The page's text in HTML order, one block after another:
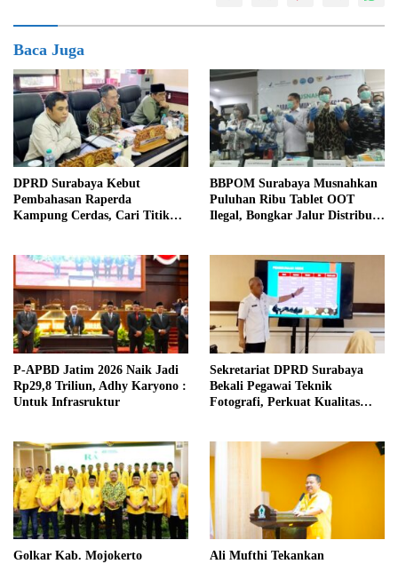
Baca Juga
DPRD Surabaya Kebut
Pembahasan Raperda
Kampung Cerdas, Cari Titik
BBPOM Surabaya Musnahkan
Puluhan Ribu Tablet OOT
Ilegal, Bongkar Jalur Distribusi
P-APBD Jatim 2026 Naik Jadi
Rp29,8 Triliun, Adhy Karyono :
Untuk Infrasruktur
Sekretariat DPRD Surabaya
Bekali Pegawai Teknik
Fotografi, Perkuat Kualitas
Golkar Kab. Mojokerto
Ali Mufthi Tekankan